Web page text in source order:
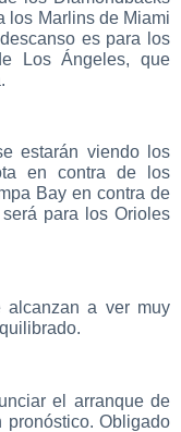
los Marlins de Miami
es para los
Los Ángeles, que
estarán viendo los
en contra de los
Bay en contra de
para los Orioles
alcanzan a ver muy
el arranque de
pronóstico. Obligado